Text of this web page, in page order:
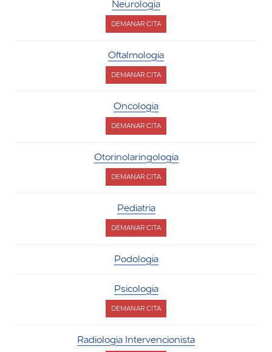
Neurologia
DEMANAR CITA
PER
Oftalmologia
DEMANAR CITA
PER
Oncologia
DEMANAR CITA
PER
Otorinolaringologia
DEMANAR CITA
PER
Pediatria
DEMANAR CITA
PER
Podologia
Psicologia
DEMANAR CITA
PER
Radiologia Intervencionista